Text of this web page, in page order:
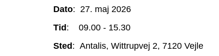
Dato: 27. maj 2026
Tid : 09.00 - 15.30
Sted : Antalis, Wittrupvej 2, 7120 Vejle